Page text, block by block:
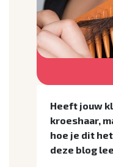
Heeft jouw
kroeshaar,
hoe je dit
deze blog